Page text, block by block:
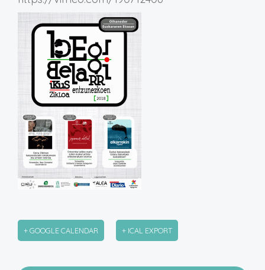
+ GOOGLE CALENDAR + ICAL EXPORT